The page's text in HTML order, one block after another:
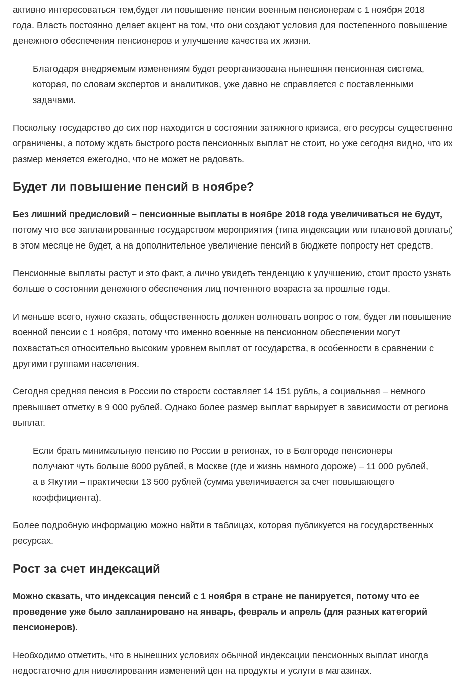
активно интересоваться тем,будет ли повышение пенсии военным пенсионерам с 1 ноября 2018
года. Власть постоянно делает акцент на том, что они создают условия для постепенного повышение
денежного обеспечения пенсионеров и улучшение качества их жизни.
Благодаря внедряемым изменениям будет реорганизована нынешняя пенсионная система,
которая, по словам экспертов и аналитиков, уже давно не справляется с поставленными
задачами.
Поскольку государство до сих пор находится в состоянии затяжного кризиса, его ресурсы
ограничены, а потому ждать быстрого роста пенсионных выплат не стоит, но уже сегодня видно, что
размер меняется ежегодно, что не может не радовать.
Будет ли повышение пенсий в ноябре?
Без лишний предисловий – пенсионные выплаты в ноябре 2018 года увеличиваться не будут,
потому что все запланированные государством мероприятия (типа индексации или плановой
в этом месяце не будет, а на дополнительное увеличение пенсий в бюджете попросту нет средств.
Пенсионные выплаты растут и это факт, а лично увидеть тенденцию к улучшению, стоит просто узнать
больше о состоянии денежного обеспечения лиц почтенного возраста за прошлые годы.
И меньше всего, нужно сказать, общественность должен волновать вопрос о том, будет ли повышение
военной пенсии с 1 ноября, потому что именно военные на пенсионном обеспечении могут
похвастаться относительно высоким уровнем выплат от государства, в особенности в сравнении с
другими группами населения.
Сегодня средняя пенсия в России по старости составляет 14 151 рубль, а социальная – немного
превышает отметку в 9 000 рублей. Однако более размер выплат варьирует в зависимости от региона
выплат.
Если брать минимальную пенсию по России в регионах, то в Белгороде пенсионеры
получают чуть больше 8000 рублей, в Москве (где и жизнь намного дороже) – 11 000 рублей,
а в Якутии – практически 13 500 рублей (сумма увеличивается за счет повышающего
коэффициента).
Более подробную информацию можно найти в таблицах, которая публикуется на государственных
ресурсах.
Рост за счет индексаций
Можно сказать, что индексация пенсий с 1 ноября в стране не панируется, потому что ее
проведение уже было запланировано на январь, февраль и апрель (для разных категорий
пенсионеров).
Необходимо отметить, что в нынешних условиях обычной индексации пенсионных выплат иногда
недостаточно для нивелирования изменений цен на продукты и услуги в магазинах.